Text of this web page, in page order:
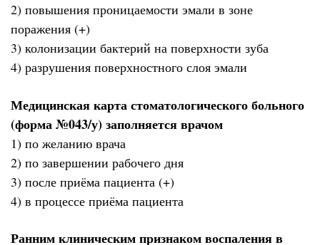
2) повышения проницаемости эмали в зоне
поражения (+)
3) колонизации бактерий на поверхности зуба
4) разрушения поверхностного слоя эмали
Медицинская карта стоматологического больного
(форма №043/у) заполняется врачом
1) по желанию врача
2) по завершении рабочего дня
3) после приёма пациента (+)
4) в процессе приёма пациента
Ранним клиническим признаком воспаления в